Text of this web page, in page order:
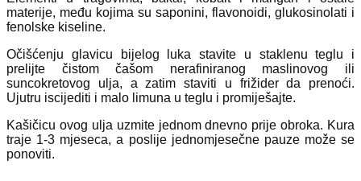
materije, među kojima su saponini, flavonoidi, glukosinolati i
fenolske kiseline.
Očišćenju glavicu bijelog luka stavite u staklenu teglu i
prelijte čistom čašom nerafiniranog maslinovog ili
suncokretovog ulja, a zatim staviti u frižider da prenoći.
Ujutru iscijediti i malo limuna u teglu i promiješajte.
Kašičicu ovog ulja uzmite jednom dnevno prije obroka. Kura
traje 1-3 mjeseca, a poslije jednomjesečne pauze može se
ponoviti.